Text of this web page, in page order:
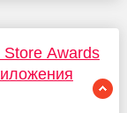
Awards